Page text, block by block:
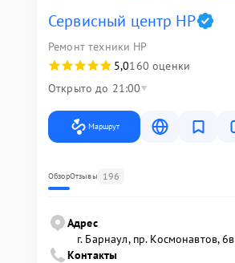
Сервисный центр HP
Ремонт техники HP
5,0160 оценки
Открыто до 21:00
Маршрут
ОбзорОтзывы 196
Адрес
г. Барнаул, ​пр. Космонавтов, 6в
Контакты